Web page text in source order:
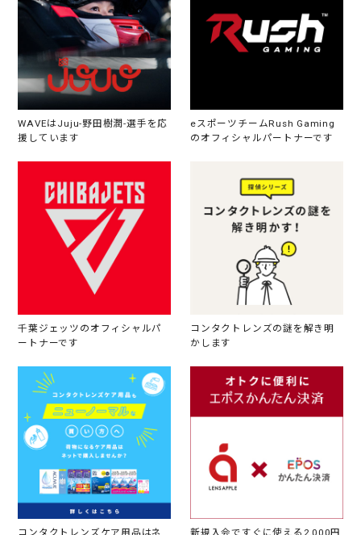
WAVEはJuju-野田樹潤-選手を応
援しています
eスポーツチームRush Gaming
のオフィシャルパートナーです
千葉ジェッツのオフィシャルパ
ートナーです
コンタクトレンズの謎を解き明
かします
コンタクトレンズケア用品はネ
新規入会ですぐに使える2,000円